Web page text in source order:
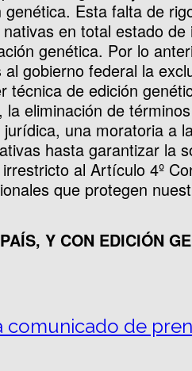
Esta falta de
en total estado de
genética. Por lo
gobierno federal la
técnica de edición
la eliminación de
una moratoria a
hasta garantizar la
al Artículo 4º
que protegen
Y CON EDICIÓN
comunicado de